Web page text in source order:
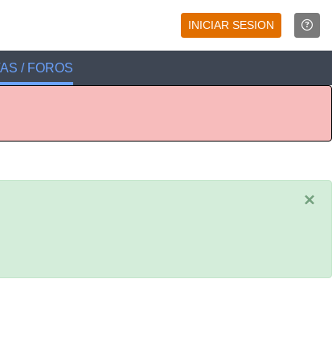
INICIAR SESION
/ FOROS
×